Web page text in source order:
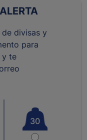
divisas y
para
y te
30